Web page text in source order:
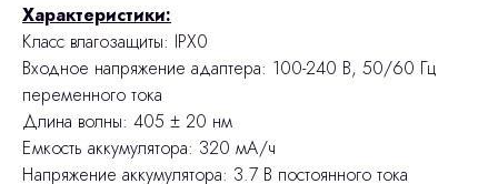
Характеристики:
Класс влагозащиты: IPX0
Входное напряжение адаптера: 100-240 В, 50/60 Гц
переменного тока
Длина волны: 405 ± 20 нм
Емкость аккумулятора: 320 мА/ч
Напряжение аккумулятора: 3.7 В постоянного тока